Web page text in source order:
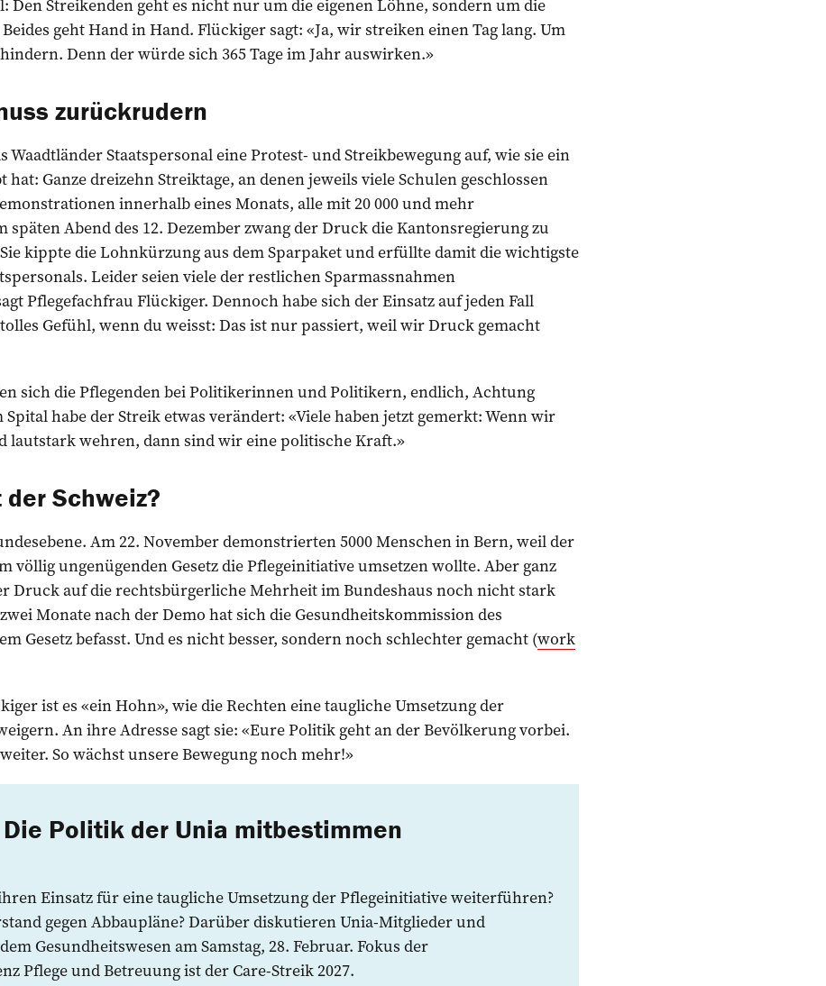
Den Strei­kenden geht es nicht nur um die eigenen Löhne, sondern um die
geht Hand in Hand. Flückiger sagt: «Ja, wir streiken einen Tag lang. Um
Denn der würde sich 365 Tage im Jahr auswirken.»
zurückrudern
Waadtländer Staatsper­sonal eine Protest- und Streikbewegung auf, ­wie sie ein
hat: Ganze dreizehn Streiktage, an denen jeweils viele Schulen geschlossen
innerhalb eines Monats, alle mit 20 000 und mehr
späten Abend des 12. Dezember zwang der Druck die Kantonsregierung zu
kipp­­te die Lohnkürzung aus dem Sparpaket und ­erfüllte damit die wichtigste
Leider seien viele der restlichen Sparmassnahmen
Pflegefachfrau Flückiger. Dennoch habe sich der Einsatz auf jeden Fall
Gefühl, wenn du weisst: Das ist nur passiert, weil wir Druck gemacht
sich die Pflegenden bei Politikerinnen und Politikern, endlich, Achtung
habe der Streik etwas verändert: «Viele haben jetzt gemerkt: Wenn wir
lautstark wehren, dann sind wir eine politische Kraft.»
Schweiz?
Am 22. November demonstrierten 5000 Menschen in Bern, weil der
völlig ungenügenden Gesetz die Pflegeinitiative umsetzen wollte. Aber ganz
Druck auf die rechtsbürgerliche Mehrheit im Bundeshaus noch nicht stark
Monate nach der Demo hat sich die Gesundheitskommission des
Gesetz befasst. Und es nicht besser, sondern noch schlechter gemacht (work
ist es «ein Hohn», wie die Rechten eine taugliche Umsetzung der
An ihre Adresse sagt sie: «Eure Politik geht an der Bevölkerung vorbei.
So wächst unsere Bewegung noch mehr!»
Die Politik der Unia mitbestimmen
Einsatz für eine ­taugliche Umsetzung der Pflegeinitiative ­weiterführen?
gegen Abbaupläne? Darüber diskutieren Unia-­Mitglieder und
Gesundheitswesen am Samstag, 28. Februar. Fokus der
Pflege und Betreuung ist der Care-Streik 2027.